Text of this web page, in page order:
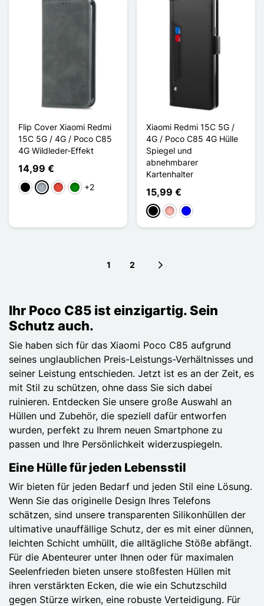
Flip Cover Xiaomi Redmi
15C 5G / 4G / Poco C85
4G Wildleder-Effekt
14,99 €
Schwarz
GrauRot Grün+2
Xiaomi Redmi 15C 5G /
4G / Poco C85 4G Hülle
Spiegel und
abnehmbarer
Kartenhalter
15,99 €
SchwarzRoségold
Blau
1 2
Ihr Poco C85 ist einzigartig. Sein
Schutz auch.
Sie haben sich für das Xiaomi Poco C85 aufgrund
seines unglaublichen Preis-Leistungs-Verhältnisses und
seiner Leistung entschieden. Jetzt ist es an der Zeit, es
mit Stil zu schützen, ohne dass Sie sich dabei
ruinieren. Entdecken Sie unsere große Auswahl an
Hüllen und Zubehör, die speziell dafür entworfen
wurden, perfekt zu Ihrem neuen Smartphone zu
passen und Ihre Persönlichkeit widerzuspiegeln.
Eine Hülle für jeden Lebensstil
Wir bieten für jeden Bedarf und jeden Stil eine Lösung.
Wenn Sie das originelle Design Ihres Telefons
schätzen, sind unsere transparenten Silikonhüllen der
ultimative unauffällige Schutz, der es mit einer dünnen,
leichten Schicht umhüllt, die alltägliche Stöße abfängt.
Für die Abenteurer unter Ihnen oder für maximalen
Seelenfrieden bieten unsere stoßfesten Hüllen mit
ihren verstärkten Ecken, die wie ein Schutzschild
gegen Stürze wirken, eine robuste Verteidigung. Für